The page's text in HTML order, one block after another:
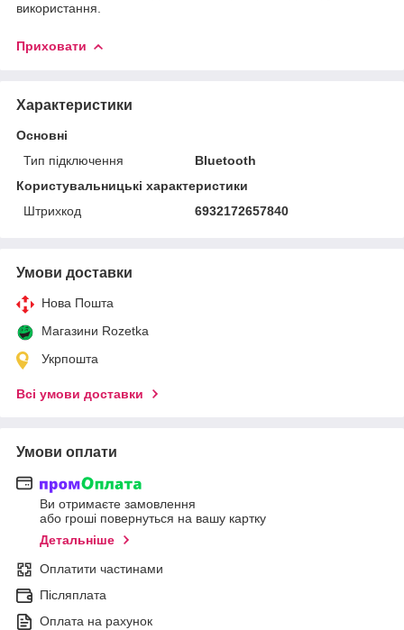
використання.
Приховати
Характеристики
Основні
Тип підключення
Bluetooth
Користувальницькі характеристики
Штрихкод
6932172657840
Умови доставки
Нова Пошта
Магазини Rozetka
Укрпошта
Всі умови доставки
Умови оплати
Ви отримаєте замовлення
або гроші повернуться на вашу картку
Детальніше
Оплатити частинами
Післяплата
Оплата на рахунок